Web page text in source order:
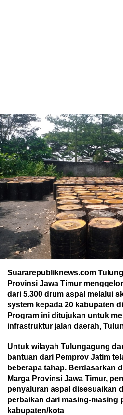
Suararepubliknews.com
Provinsi Jawa Timur
dari 5.300 drum aspal melalui
system kepada 20 kabupaten
Program ini ditujukan untuk
infrastruktur jalan daerah,
Untuk wilayah Tulungagung
bantuan dari Pemprov Jatim
beberapa tahap. Berdasarkan
Marga Provinsi Jawa Timur,
penyaluran aspal disesuaikan
perbaikan dari masing-masing
kabupaten/kota